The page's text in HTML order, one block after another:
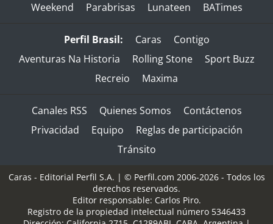
Weekend
Parabrisas Lunateen BATimes
Perfil Brasil: Caras
Contigo
Aventuras Na Historia
Rolling Stone
Sport Buzz
Recreio
Maxima
Canales RSS Quienes Somos
Contáctenos
Privacidad
Equipo
Reglas de participación
Tránsito
Caras - Editorial Perfil S.A. | © Perfil.com 2006-2026 - Todos los
derechos reservados.
Editor responsable: Carlos Piro.
Registro de la propiedad intelectual número 5346433